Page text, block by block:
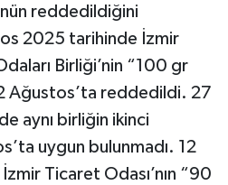
reddedildiğini
2025 tarihinde İzmir
Birliği’nin “100 gr
Ağustos’ta reddedildi. 27
aynı birliğin ikinci
uygun bulunmadı. 12
Ticaret Odası’nın “90